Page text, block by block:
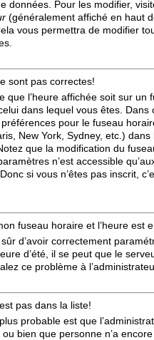
données. Pour les modifier,
(généralement affiché en haut
vous permettra de modifier
sont pas correctes!
que l’heure affichée soit sur un
dans lequel vous êtes. Dans
pour le fuseau
New York, Sydney, etc.)
que la modification du
n’est accessible
si vous n’êtes pas inscrit,
fuseau horaire et l’heure est
d’avoir correctement
d’été, il se peut que le
ce problème à
pas dans la liste!
probable est que
bien que personne n’a